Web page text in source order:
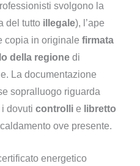
svolgono la
del tutto illegale), l’ape
copia in originale firmata
della regione di
La documentazione
sopralluogo riguarda
i dovuti controlli e libretto
ove presente.
energetico